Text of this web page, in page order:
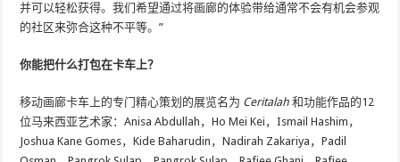
并可以轻松获得。我们希望通过将画廊的体验带给通常不会有机会参观
的社区来弥合这种不平等。”
你能把什么打包在卡车上？
移动画廊卡车上的专门精心策划的展览名为 Ceritalah 和功能作品的12
位马来西亚艺术家：Anisa Abdullah，Ho Mei Kei，Ismail Hashim，
Joshua Kane Gomes，Kide Baharudin，Nadirah Zakariya，Padil